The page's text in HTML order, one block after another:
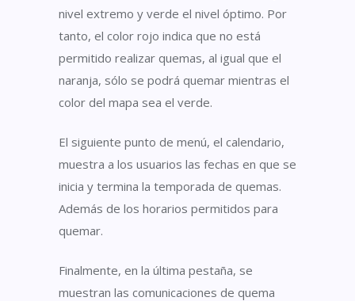
nivel extremo y verde el nivel óptimo. Por
tanto, el color rojo indica que no está
permitido realizar quemas, al igual que el
naranja, sólo se podrá quemar mientras el
color del mapa sea el verde.
El siguiente punto de menú, el calendario,
muestra a los usuarios las fechas en que se
inicia y termina la temporada de quemas.
Además de los horarios permitidos para
quemar.
Finalmente, en la última pestaña, se
muestran las comunicaciones de quema